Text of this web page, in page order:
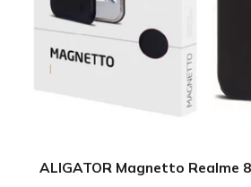
ALIGATOR Magnetto Realme